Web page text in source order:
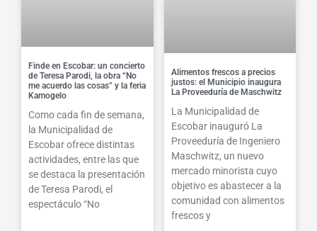
Finde en Escobar: un concierto
de Teresa Parodi, la obra “No
me acuerdo las cosas” y la feria
Kamogelo
Como cada fin de semana,
la Municipalidad de
Escobar ofrece distintas
actividades, entre las que
se destaca la presentación
de Teresa Parodi, el
espectáculo “No
Alimentos frescos a precios
justos: el Municipio inaugura
La Proveeduría de Maschwitz
La Municipalidad de
Escobar inauguró La
Proveeduría de Ingeniero
Maschwitz, un nuevo
mercado minorista cuyo
objetivo es abastecer a la
comunidad con alimentos
frescos y